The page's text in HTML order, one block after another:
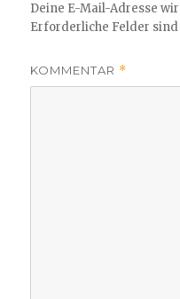
Deine E-Mail-Adresse
Erforderliche Felder
KOMMENTAR *